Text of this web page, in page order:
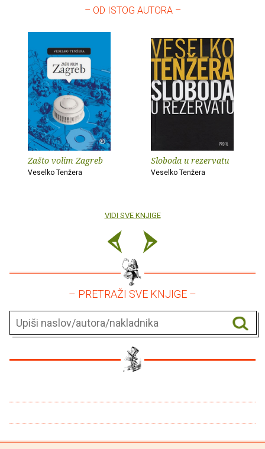
– OD ISTOG AUTORA –
Zašto volim Zagreb
Veselko Tenžera
Sloboda u rezervatu
Veselko Tenžera
VIDI SVE KNJIGE
– PRETRAŽI SVE KNJIGE –